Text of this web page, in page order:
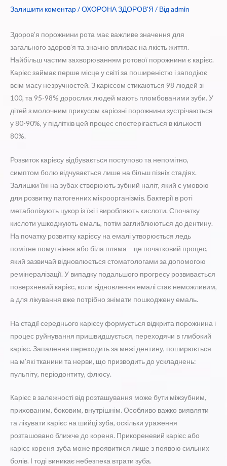
Залишити коментар/ОХОРОНА ЗДОРОВ'Я / Відadmin
Здоров’я порожнини рота має важливе значення для
загального здоров’я та значно впливає на якість життя.
Найбільш частим захворюванням ротової порожнини є карієс.
Карієс займає перше місце у світі за поширеністю і заподіює
всім масу незручностей. З карієсом стикаються 98 людей зі
100, та 95-98% дорослих людей мають пломбованими зуби. У
дітей з молочним прикусом каріозні порожнини зустрічаються
у 80-90%, у підлітків цей процес спостерігається в кількості
80%.
Розвиток карієсу відбувається поступово та непомітно,
симптом болю відчувається лише на більш пізніх стадіях.
Залишки їжі на зубах створюють зубний наліт, який є умовою
для розвитку патогенних мікроорганізмів. Бактерії в роті
метаболізують цукор із їжі і виробляють кислоти. Спочатку
кислоти ушкоджують емаль, потім заглиблюються до дентину.
На початку розвитку карієсу на емалі утворюється ледь
помітне помутніння або біла пляма – це початковий процес,
який зазвичай відновлюється стоматологами за допомогою
ремінералізації. У випадку подальшого прогресу розвивається
поверхневий карієс, коли відновлення емалі стає неможливим,
а для лікування вже потрібно знімати пошкоджену емаль.
На стадії середнього карієсу формується відкрита порожнина і
процес руйнування пришвидшується, переходячи в глибокий
карієс. Запалення переходить за межі дентину, поширюється
на м’які тканини та нерви, що призводить до ускладнень:
пульпіту, періодонтиту, флюсу.
Карієс в залежності від розташування може бути міжзубним,
прихованим, боковим, внутрішнім. Особливо важко виявляти
та лікувати карієс на шийці зуба, оскільки ураження
розташовано ближче до кореня. Прикореневий карієс або
карієс кореня зуба може проявитися лише з появою сильних
болів. І тоді виникає небезпека втрати зуба.